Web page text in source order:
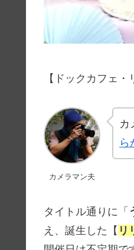
【ドックカフェ
カメラマン夫
カ
ら
タイトル通りに「
え、誕生した【 リ